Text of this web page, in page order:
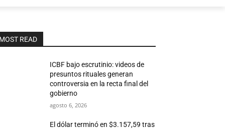
MOST READ
ICBF bajo escrutinio: videos de
presuntos rituales generan
controversia en la recta final del
gobierno
agosto 6, 2026
El dólar terminó en $3.157,59 tras